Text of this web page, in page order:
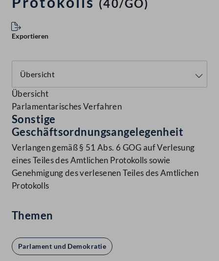
(40/GO)
Exportieren
Übersicht
Parlamentarisches Verfahren
Sonstige
Geschäftsordnungsangelegenheit
Verlangen gemäß § 51 Abs. 6 GOG auf Verlesung
eines Teiles des Amtlichen Protokolls sowie
Genehmigung des verlesenen Teiles des Amtlichen
Protokolls
Themen
Parlament und Demokratie